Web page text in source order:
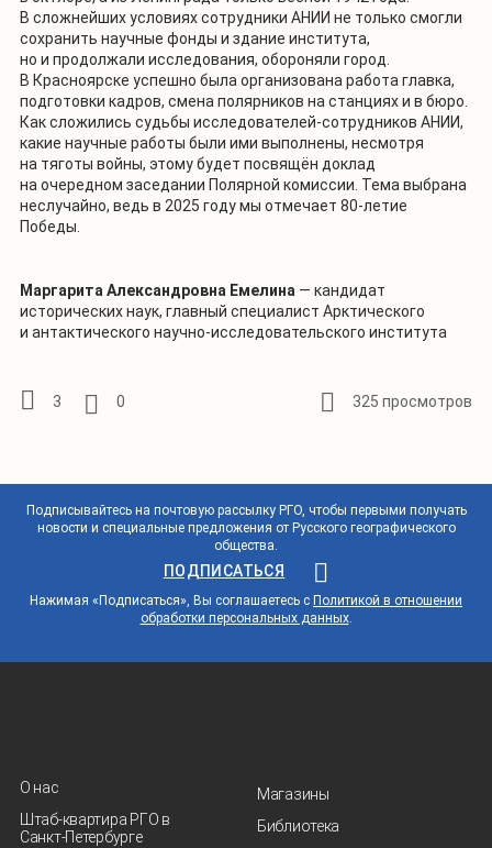
В сложнейших условиях сотрудники АНИИ не только смогли
сохранить научные фонды и здание института,
но и продолжали исследования, обороняли город.
В Красноярске успешно была организована работа главка,
подготовки кадров, смена полярников на станциях и в бюро.
Как сложились судьбы исследователей-сотрудников АНИИ,
какие научные работы были ими выполнены, несмотря
на тяготы войны, этому будет посвящён доклад
на очередном заседании Полярной комиссии. Тема выбрана
неслучайно, ведь в 2025 году мы отмечает 80-летие
Победы.
Маргарита Александровна Емелина — кандидат
исторических наук, главный специалист Арктического
и антактического научно-исследовательского института
3 0 325 просмотров
Подписывайтесь на почтовую рассылку РГО, чтобы первыми получать
новости и специальные предложения от Русского географического
общества.
ПОДПИСАТЬСЯ
Нажимая «Подписаться», Вы соглашаетесь с Политикой в отношении
обработки персональных данных.
О нас
Штаб-квартира РГО в
Санкт‑Петербурге
Магазины
Библиотека